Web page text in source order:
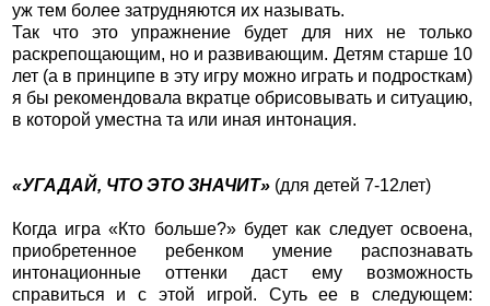
уж тем более затрудняются их называть.
Так что это упражнение будет для них не только
раскрепощающим, но и развивающим. Детям старше 10
лет (а в принципе в эту игру можно играть и подросткам)
я бы рекомендовала вкратце обрисовывать и ситуацию,
в которой уместна та или иная интонация.
«УГАДАЙ, ЧТО ЭТО ЗНАЧИТ»(для детей 7-12лет)
Когда игра «Кто больше?» будет как следует освоена,
приобретенное ребенком умение распознавать
интонационные оттенки даст ему возможность
справиться и с этой игрой. Суть ее в следующем: